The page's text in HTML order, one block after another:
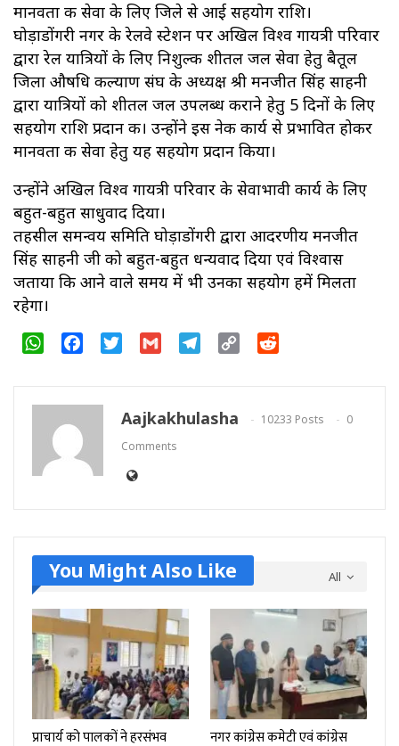
मानवता की सेवा के लिए जिले से आई सहयोग राशि।
घोड़ाडोंगरी नगर के रेलवे स्टेशन पर अखिल विश्व गायत्री परिवार
द्वारा रेल यात्रियों के लिए निशुल्क शीतल जल सेवा हेतु बैतूल
जिला औषधि कल्याण संघ के अध्यक्ष श्री मनजीत सिंह साहनी
द्वारा यात्रियों को शीतल जल उपलब्ध कराने हेतु 5 दिनों के लिए
सहयोग राशि प्रदान की। उन्होंने इस नेक कार्य से प्रभावित होकर
मानवता की सेवा हेतु यह सहयोग प्रदान किया।
उन्होंने अखिल विश्व गायत्री परिवार के सेवाभावी कार्य के लिए
बहुत-बहुत साधुवाद दिया।
तहसील समन्वय समिति घोड़ाडोंगरी द्वारा आदरणीय मनजीत
सिंह साहनी जी को बहुत-बहुत धन्यवाद दिया एवं विश्वास
जताया कि आने वाले समय में भी उनका सहयोग हमें मिलता
रहेगा।
WhatsAppFacebookTwitter Gmail Telegram
Copy
Aajkakhulasha 10233 Posts
0
Comments
All
You Might Also Like
प्राचार्य को पालकों ने हरसंभव
नगर कांग्रेस कमेटी एवं कांग्रेस